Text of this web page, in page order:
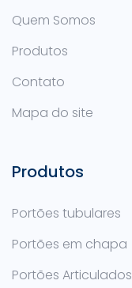
Quem Somos
Produtos
Contato
Mapa do site
Produtos
Portões tubulares
Portões em chapa
Portões Articulados